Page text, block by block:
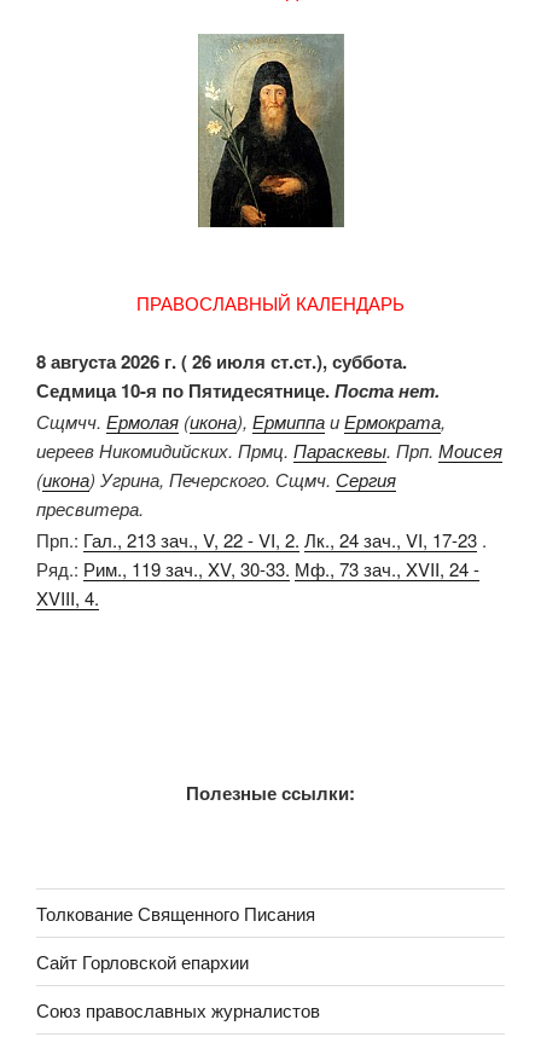
ПРАВОСЛАВНЫЙ КАЛЕНДАРЬ
8 августа 2026 г. ( 26 июля ст.ст.), суббота.
Седмица 10-я по Пятидесятнице.Поста нет.
Сщмчч. Ермолая (икона), ЕрмиппаиЕрмократа,
иереев Никомидийских. Прмц. Параскевы. Прп. Моисея
(икона) Угрина, Печерского. Сщмч. Сергия
пресвитера.
Прп.: Гал., 213 зач., V, 22 - VI, 2. Лк., 24 зач., VI, 17-23 .
Ряд.: Рим., 119 зач., XV, 30-33. Мф., 73 зач., XVII, 24 -
XVIII, 4.
Полезные ссылки:
Толкование Священного Писания
Сайт Горловской епархии
Союз православных журналистов